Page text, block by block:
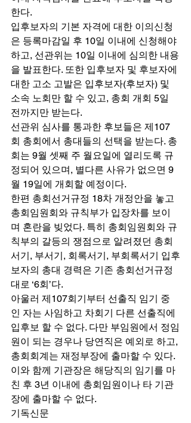
한다.
입후보자의 기본 자격에 대한 이의신청
은 등록마감일 후 10일 이내에 신청해야
하고, 선관위는 10일 이내에 심의한 내용
을 발표한다. 또한 입후보자 및 후보자에
대한 고소 고발은 입후보자(후보자) 및
소속 노회만 할 수 있고, 총회 개회 5일
전까지만 받는다.
선관위 심사를 통과한 후보들은 제107
회 총회에서 총대들의 선택을 받는다. 총
회는 9월 셋째 주 월요일에 열리도록 규
정되어 있으며, 별다른 사유가 없으면 9
월 19일에 개회할 예정이다.
한편 총회선거규정 18차 개정안을 놓고
총회임원회와 규칙부가 입장차를 보이
며 혼란을 빚었다. 특히 총회임원회와 규
칙부의 갈등의 쟁점으로 알려졌던 총회
서기, 부서기, 회록서기, 부회록서기 입후
보자의 총대 경력은 기존 총회선거규정
대로 ‘6회’다.
아울러 제107회기부터 선출직 임기 중
인 자는 사임하고 차회기 다른 선출직에
입후보 할 수 없다. 다만 부임원에서 정임
원이 되는 경우나 당연직은 예외로 하고,
총회회계는 재정부장에 출마할 수 있다.
이와 함께 기관장은 해당직의 임기를 마
친 후 3년 이내에 총회임원이나 타 기관
장에 출마할 수 없다.
기독신문